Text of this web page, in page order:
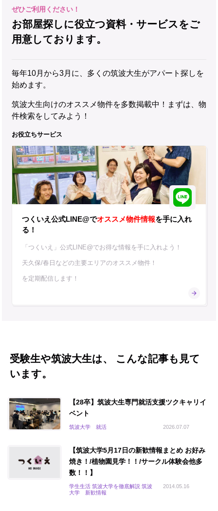
お部屋探しに役立つ資料・サービスをご
用意しております。
毎年10月から3月に、多くの筑波大生がアパート探しを
始めます。
筑波大生向けのオススメ物件を多数掲載中！まずは、物
件検索をしてみよう！
お役立ちサービス
つくいえ公式LINE@でオススメ物件情報を手に入れ
る！
「つくいえ」公式LINE@でお得な情報を手に入れよう！
天久保/春日などの主要エリアのオススメ物件！
を定期配信します！
受験生や筑波大生は、 こんな記事も見て
います。
【28卒】筑波大生専門就活支援ツクキャリイ
ベント
2026.07.07
筑波大学 就活
【筑波大学5月17日の新歓情報まとめ お好み
焼き！/植物園見学！！/サークル体験会他多
数！！】
2014.05.16
学生生活 筑波大学を徹底解説 筑波
大学 新歓情報